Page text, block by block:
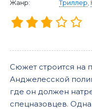
Жанр:
Триллер
Сюжет строится на
Анджелесской
где он должен
спецназовцев.